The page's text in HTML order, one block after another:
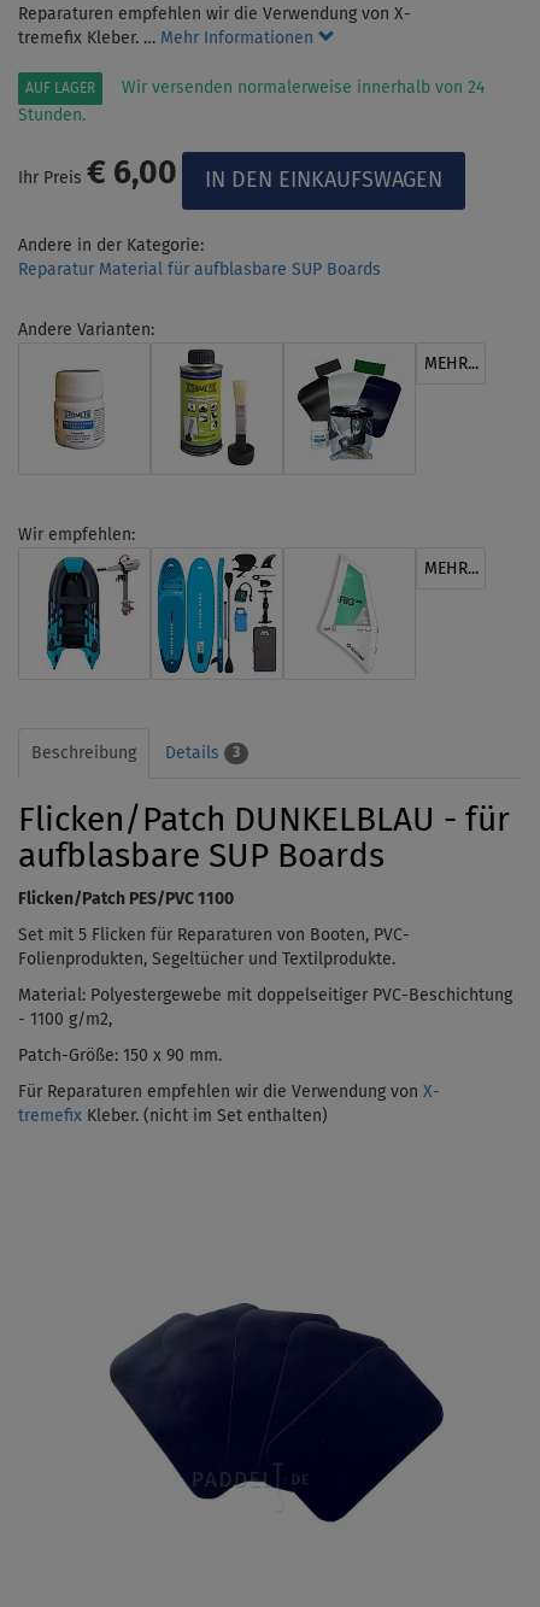
Reparaturen empfehlen wir die Verwendung von X-
tremefix Kleber. … Mehr Informationen
AUF LAGER
Wir versenden normalerweise innerhalb von 24
Stunden.
Ihr Preis € 6,00
Andere in der Kategorie:
Reparatur Material für aufblasbare SUP Boards
Andere Varianten:
MEHR...
Wir empfehlen:
MEHR...
Beschreibung Details 3
Flicken/Patch DUNKELBLAU - für
aufblasbare SUP Boards
Flicken/Patch PES/PVC 1100
Set mit 5 Flicken für Reparaturen von Booten, PVC-
Folienprodukten, Segeltücher und Textilprodukte.
Material: Polyestergewebe mit doppelseitiger PVC-Beschichtung
- 1100 g/m2,
Patch-Größe: 150 x 90 mm.
Für Reparaturen empfehlen wir die Verwendung von X-
tremefix Kleber. (nicht im Set enthalten)